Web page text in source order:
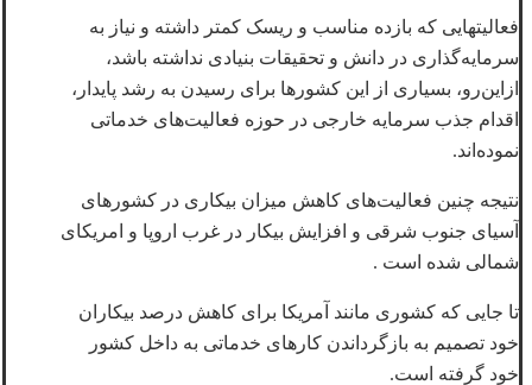
فعالیتهایی که بازده مناسب و ریسک کمتر داشته و نیاز به
سرمایه‌گذاری در دانش و تحقیقات بنیادی نداشته باشد،
ازاین‌رو، بسیاری از این کشورها برای رسیدن به رشد پایدار،
اقدام جذب سرمایه خارجی در حوزه فعالیت‌های خدماتی
نموده‌اند.
نتیجه چنین فعالیت‌های کاهش میزان بیکاری در کشورهای
آسیای جنوب شرقی و افزایش بیکار در غرب اروپا و امریکای
شمالی شده است .
تا جایی که کشوری مانند آمریکا برای کاهش درصد بیکاران
خود تصمیم به بازگرداندن کارهای خدماتی به داخل کشور
خود گرفته است.